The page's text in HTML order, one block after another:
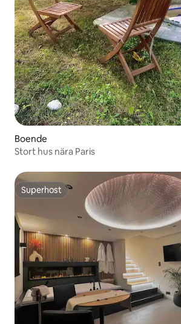
Boende
Stort hus nära Paris
Superhost
Superhost